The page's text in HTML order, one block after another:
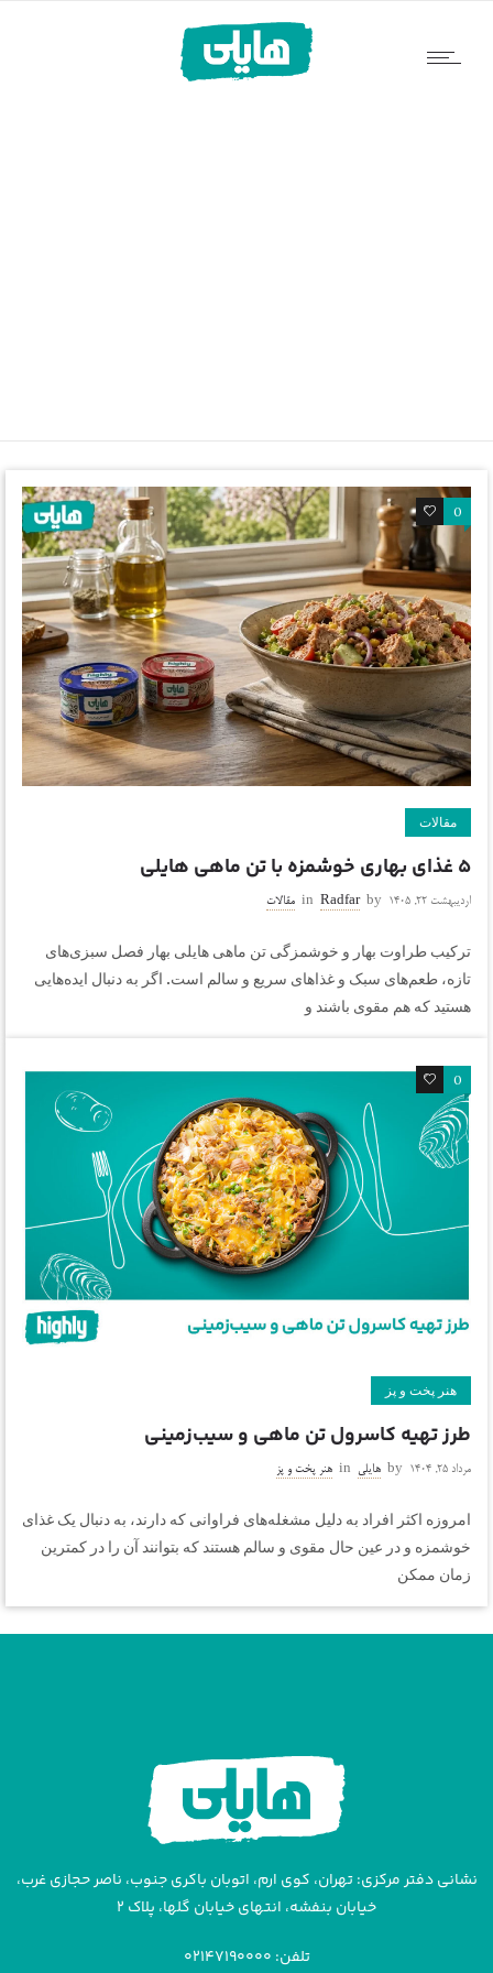
0
0
مقالات
۵ غذای بهاری خوشمزه با تن ماهی هایلی
اردیبهشت ۲۲, ۱۴۰۵ by
Radfar
in مقالات
ترکیب طراوت بهار و خوشمزگی تن ماهی هایلی بهار فصل سبزی‌های
تازه، طعم‌های سبک و غذاهای سریع و سالم است. اگر به دنبال ایده‌هایی
هستید که هم مقوی باشند و
0
0
هنر پخت و پز
طرز تهیه کاسرول تن ماهی و سیب‌زمینی
مرداد ۲۵, ۱۴۰۴ by هایلی in هنر پخت و پز
امروزه اکثر افراد به دلیل مشغله‌های فراوانی که دارند، به دنبال یک غذای
خوشمزه و در عین حال مقوی و سالم هستند که بتوانند آن را در کمترین
زمان ممکن
نشانی دفتر مرکزی: تهران، کوی ارم، اتوبان باکری جنوب، ناصر حجازی غرب،
خیابان بنفشه، انتهای خیابان گلها، پلاک ۲
تلفن: ۰۲۱۴۷۱۹۰۰۰۰